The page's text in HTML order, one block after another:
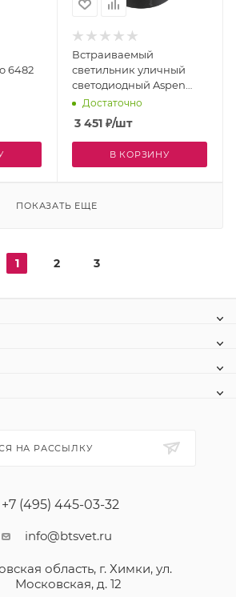
6482
Встраиваемый
светильник уличный
светодиодный Aspen
7028 IP65
Достаточно
3 451₽/шт
В КОРЗИНУ
ПОКАЗАТЬ ЕЩЕ
1 2 3
НА РАССЫЛКУ
+7 (495) 445-03-32
info@btsvet.ru
область, г. Химки, ул.
Московская, д. 12